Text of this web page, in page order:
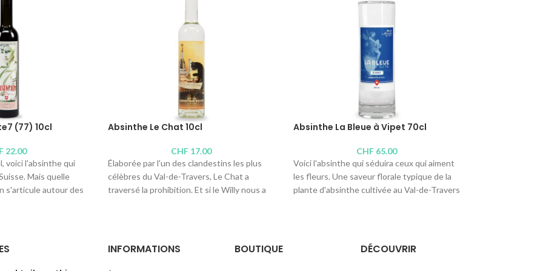
(77) 10cl
22.00
voici l'absinthe qui
Mais quelle
s'articule autour des
Absinthe Le Chat 10cl
CHF 17.00
Élaborée par l'un des clandestins les plus
célèbres du Val-de-Travers, Le Chat a
traversé la prohibition. Et si le Willy nous a
Absinthe La Bleue à Vipet 70cl
CHF65.00
Voici l'absinthe qui séduira ceux qui aiment
les fleurs. Une saveur florale typique de la
plante d'absinthe cultivée au Val-de-Travers
Teneur en alcool : 53°
INFORMATIONS BOUTIQUE DÉCOUVRIR